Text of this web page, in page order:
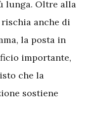
lunga. Oltre alla
anche di
la posta in
importante,
che la
sostiene